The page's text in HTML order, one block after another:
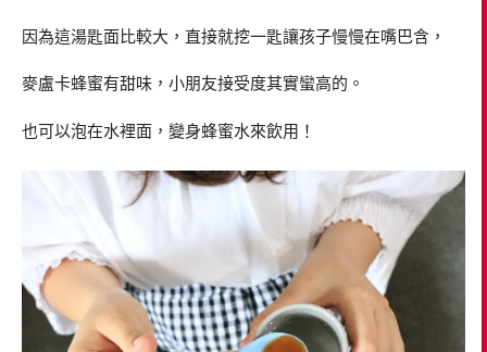
因為這湯匙面比較大，直接就挖一匙讓孩子慢慢在嘴巴含，
麥盧卡蜂蜜有甜味，小朋友接受度其實蠻高的。
也可以泡在水裡面，變身蜂蜜水來飲用！